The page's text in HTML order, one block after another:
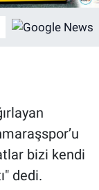
bizi kendi
dedi.